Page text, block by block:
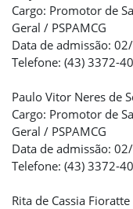
Cargo: Promotor de
Geral / PSPAMCG
Data de admissão:
Telefone: (43) 3372-
Paulo Vitor Neres de
Cargo: Promotor de
Geral / PSPAMCG
Data de admissão:
Telefone: (43) 3372-
Rita de Cassia Fioratte